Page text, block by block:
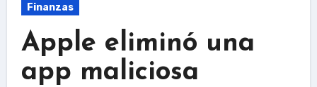
Finanzas
Apple eliminó una
app maliciosa